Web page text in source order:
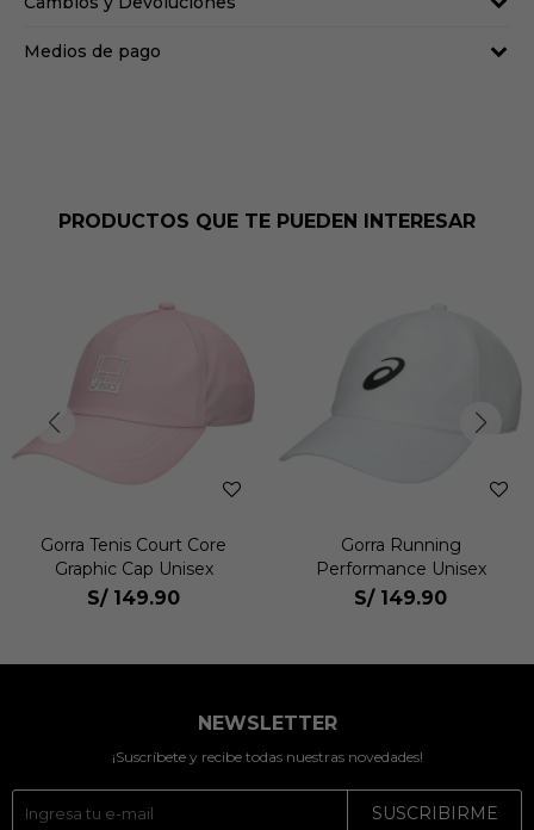
Medios de pago
PRODUCTOS QUE TE PUEDEN INTERESAR
Gorra Tenis Court Core
Graphic Cap Unisex
S/ 149.90
Gorra Running
Performance Unisex
S/ 149.90
NEWSLETTER
¡Suscríbete y recibe todas nuestras novedades!
SUSCRIBIRME